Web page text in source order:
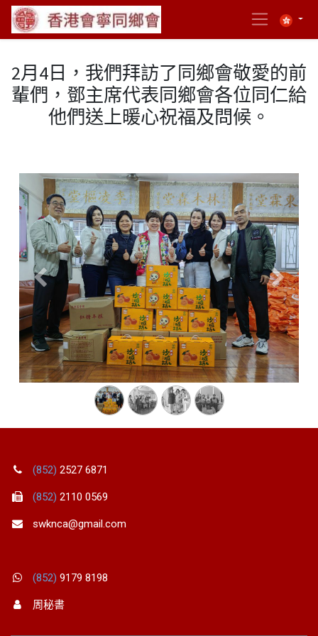
2月4日，我們拜訪了同鄉會敬愛的前
輩們，鄧主席代表同鄉會各位同仁給
他們送上暖心祝福及問候。
Previous Next
(852)2527 6871
(852)2110 0569
swknca@gmail.com
(852)9179 8198
周秘書